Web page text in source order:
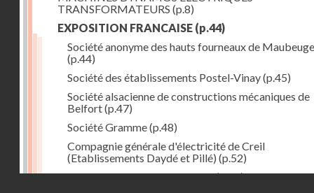
TRANSFORMATEURS (p.8)
EXPOSITION FRANCAISE (p.44)
Société anonyme des hauts fourneaux de Maubeuge
(p.44)
Société des établissements Postel-Vinay(p.45)
Société alsacienne de constructions mécaniques de
Belfort(p.47)
Société Gramme(p.48)
Compagnie générale d'électricité de Creil
(Etablissements Daydé et Pillé) (p.52)
Compagnie générale de Nancy(p.52)